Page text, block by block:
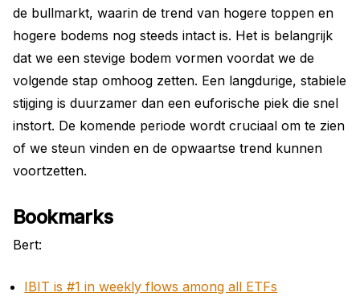
de bullmarkt, waarin de trend van hogere toppen en
hogere bodems nog steeds intact is. Het is belangrijk
dat we een stevige bodem vormen voordat we de
volgende stap omhoog zetten. Een langdurige, stabiele
stijging is duurzamer dan een euforische piek die snel
instort. De komende periode wordt cruciaal om te zien
of we steun vinden en de opwaartse trend kunnen
voortzetten.
Bookmarks
Bert:
IBIT is #1 in weekly flows among all ETFs